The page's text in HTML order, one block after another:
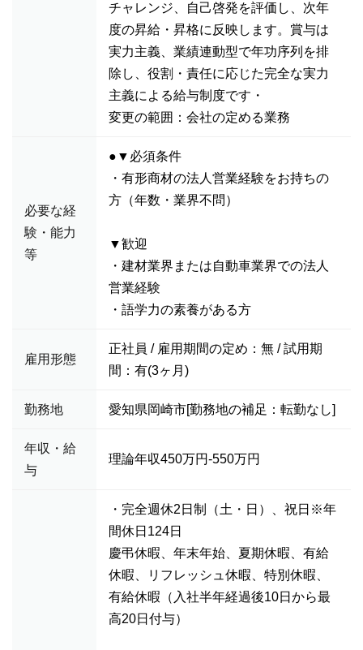
チャレンジ、自己啓発を評価し、次年
度の昇給・昇格に反映します。賞与は
実力主義、業績連動型で年功序列を排
除し、役割・責任に応じた完全な実力
主義による給与制度です・
変更の範囲：会社の定める業務
必要な経
験・能力
等
●▼必須条件
・有形商材の法人営業経験をお持ちの
方（年数・業界不問）
▼歓迎
・建材業界または自動車業界での法人
営業経験
・語学力の素養がある方
雇用形態
正社員 / 雇用期間の定め：無 / 試用期
間：有(3ヶ月)
勤務地 愛知県岡崎市[勤務地の補足：転勤なし]
年収・給
与
理論年収450万円-550万円
・完全週休2日制（土・日）、祝日※年
間休日124日
慶弔休暇、年末年始、夏期休暇、有給
休暇、リフレッシュ休暇、特別休暇、
有給休暇（入社半年経過後10日から最
高20日付与）